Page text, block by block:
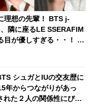
理想の先輩！ BTS j-
隣に座るLE SSERAFIM
目が優しすぎる・・！ に
胸キュン
シュガとIUの交友歴に
年からつながりがあっ
れた２人の関係性にびっ